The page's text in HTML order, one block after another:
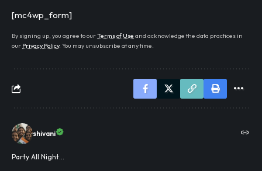
[mc4wp_form]
By signing up, you agree to ourTerms of Use and acknowledge the data practices in
our Privacy Policy. You may unsubscribe at any time.
shivani
Party All Night...